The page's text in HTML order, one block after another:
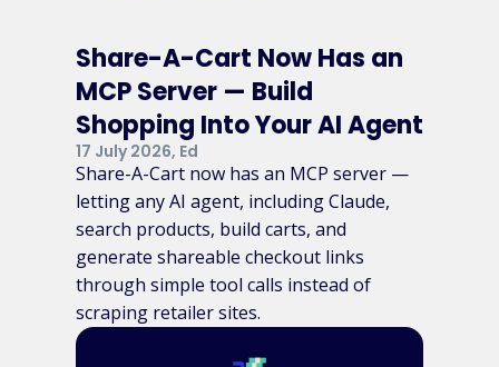
Share-A-Cart Now Has an
MCP Server — Build
Shopping Into Your AI Agent
17 July 2026, Ed
Share-A-Cart now has an MCP server —
letting any AI agent, including Claude,
search products, build carts, and
generate shareable checkout links
through simple tool calls instead of
scraping retailer sites.